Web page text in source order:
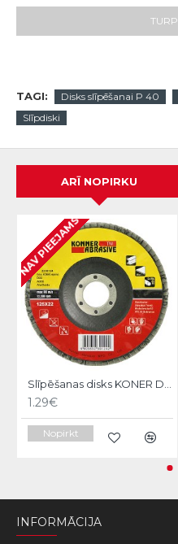
TAGI: Disks slīpēšanai P 40
Slīpdiski
ARĪ NOPIRKU
NAV PIEEJAMS
Slīpēšanas disks KONER D22 125X22,A080, Strend Pro
1.29€
Nopirkt
INFORMĀCIJA